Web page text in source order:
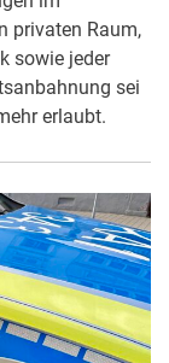
privaten Raum,
sowie jeder
sei
erlaubt.